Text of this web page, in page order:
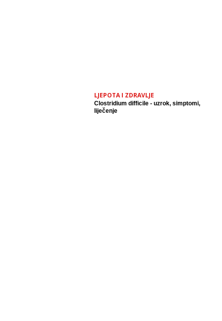
LJEPOTA I ZDRAVLJE
Clostridium difficile - uzrok, simptomi,
liječenje